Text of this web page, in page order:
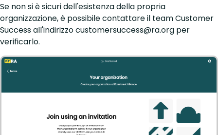
Se non si è sicuri dell'esistenza della propria
organizzazione, è possibile contattare il team Customer
Success all'indirizzocustomersuccess@ra.org per
verificarlo.